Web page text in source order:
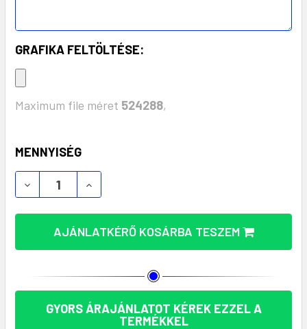
GRAFIKA FELTÖLTÉSE:
Maximum file méret 524288,
KÉSZLET:
MENNYISÉG
JADO ÖSSZECSUKHATÓ IVÓPOHÁR 220 ML –
JADO ÖSSZECSUKHATÓ IVÓPOHÁR 220
AJÁNLATKÉRŐ KOSÁRBA TESZEM
GYORS ÁRAJÁNLATOT KÉREK EZZEL A
TERMÉKKEL